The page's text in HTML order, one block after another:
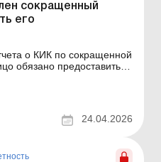
сокращенный
его
о КИК по сокращенной
обязано предоставить
годом. Больше
Как ФЛ – контрол...
24.04.2026